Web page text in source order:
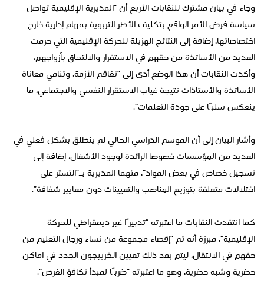
وجاء في بيان مشترك للنقابات الأربع أن “المديرية الإقليمية تواصل
سياسة فرض الأمر الواقع بتكليف الأطر التربوية بمهام إدارية خارج
اختصاصاتها، إضافة إلى النتائج الهزيلة للحركة الإقليمية التي حرمت
العديد من الأساتذة من حقهم في الاستقرار والالتحاق بأزواجهم،
وأكدت النقابات أن هذا الوضع أدى إلى “تفاقم الأزمة، وتنامي معاناة
الأساتذة والأستاذات نتيجة غياب الاستقرار النفسي والاجتماعي، ما
ينعكس سلبًا على جودة التعلمات”.
وأشار البيان إلى أن الموسم الدراسي الحالي لم ينطلق بشكل فعلي في
العديد من المؤسسات خصوصا الرائدة لوجود الأشغال، إضافة إلى
تسجيل خصاص في بعض المواد”، متهما المديرية بـ“التستر على
اختلالات متعلقة بتوزيع المناصب والتعيينات دون معايير شفافة”.
كما انتقدت النقابات ما اعتبرته “تدبيرًا غير ديمقراطي للحركة
الإقليمية”، مبرزة أنه تم “إقصاء مجموعة من نساء ورجال التعليم من
حقهم في الانتقال، ليتم بعد ذلك تعيين الخرييجون الجدد في اماكن
حضرية وشبه حضرية، وهو ما اعتبرته “ضربًا لمبدأ تكافؤ الفرص”.